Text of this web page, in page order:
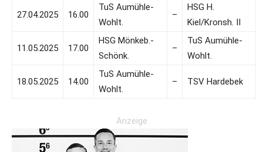
27.04.2025 16.00
TuS Aumühle-
Wohlt.
–
HSG H.
Kiel/Kronsh. II
11.05.2025 17.00
HSG Mönkeb.-
Schönk.
–
TuS Aumühle-
Wohlt.
18.05.2025 14.00
TuS Aumühle-
Wohlt.
– TSV Hardebek
Anzeige